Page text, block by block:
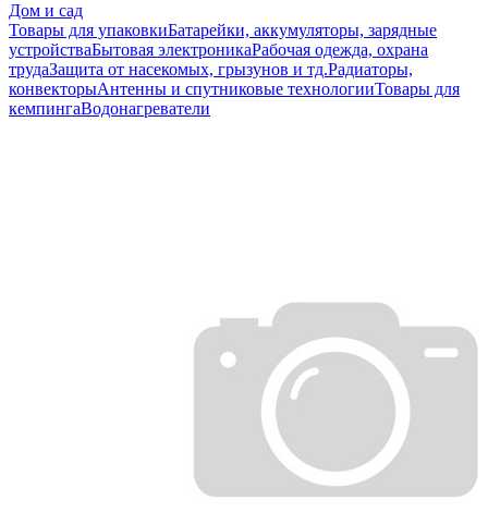
Дом и сад
Товары для упаковкиБатарейки, аккумуляторы, зарядные
устройстваБытовая электроникаРабочая одежда, охрана
трудаЗащита от насекомых, грызунов и тд.Радиаторы,
конвекторыАнтенны и спутниковые технологииТовары для
кемпингаВодонагреватели